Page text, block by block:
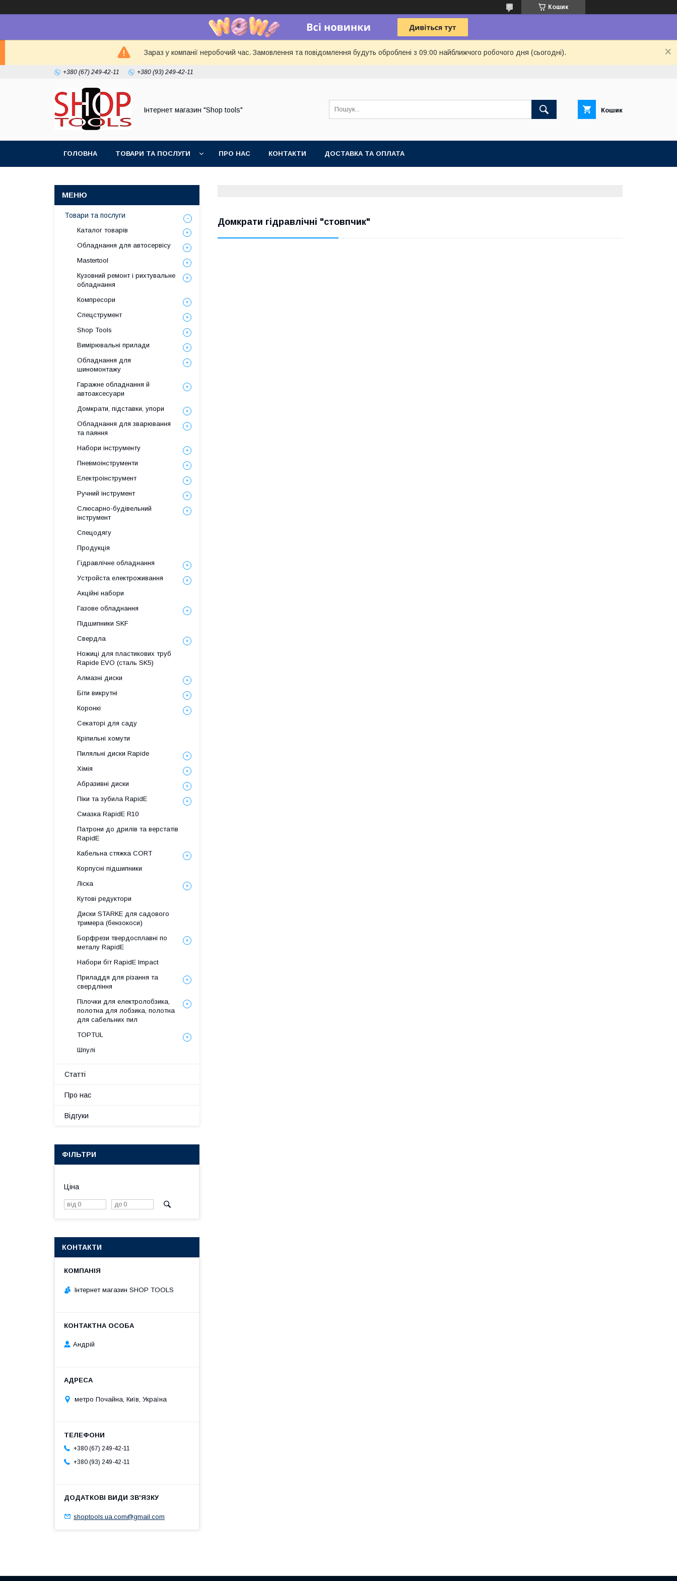
Кошик
Зараз у компанії неробочий час. Замовлення та повідомлення будуть оброблені з 09:00 найближчого робочого дня (сьогодні).
+380 (67) 249-42-11 +380 (93) 249-42-11
Інтернет магазин "Shop tools" Кошик
ГОЛОВНА ТОВАРИ ТА ПОСЛУГИ ПРО НАС КОНТАКТИ ДОСТАВКА ТА ОПЛАТА
Домкрати гідравлічні "стовпчик"
Товари та послуги
Каталог товарів
Обладнання для автосервісу
Mastertool
Кузовний ремонт і рихтувальне
обладнання
Компресори
Спецструмент
Shop Tools
Вимірювальні прилади
Обладнання для
шиномонтажу
Гаражне обладнання й
автоаксесуари
Домкрати, підставки, упори
Обладнання для зварювання
та паяння
Набори інструменту
Пневмоінструменти
Електроінструмент
Ручний інструмент
Слюсарно-будівельний
інструмент
Спецодягу
Продукція
Гідравлічне обладнання
Уcтpoйстa елeктpoживання
Акційні набори
Газове обладнання
Підшипники SKF
Свердла
Ножиці для пластикових труб
Rapide EVO (сталь SK5)
Алмазні диски
Біти викрутні
Коронкі
Секаторі для саду
Кріпильні хомути
Пиляльні диски Rapide
Хімія
Абразивні диски
Піки та зубила RapidE
Смазка RapidE R10
Патрони до дрилів та верстатів
RapidE
Кабельна стяжка СORT
Корпусні підшипники
Ліска
Кутові редуктори
Диски STARKE для садового
тримера (бензокоси)
Борфрези твердосплавні по
металу RapidE
Набори біт RapidE Impact
Приладдя для різання та
свердління
Пілочки для електролобзика,
полотна для лобзика, полотна
для сабельних пил
TOPTUL
Шпулі
Статті
Про нас
Відгуки
ФІЛЬТРИ
Ціна
КОНТАКТИ
Інтернет магазин SHOP TOOLS
Андрій
метро Почайна, Київ, Україна
+380 (67) 249-42-11
+380 (93) 249-42-11
shoptools.ua.com@gmail.com